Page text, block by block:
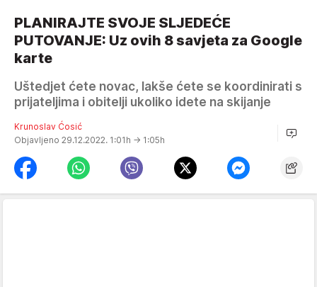
PLANIRAJTE SVOJE SLJEDEĆE
PUTOVANJE: Uz ovih 8 savjeta za Google
karte
Uštedjet ćete novac, lakše ćete se koordinirati s
prijateljima i obitelji ukoliko idete na skijanje
Krunoslav Ćosić
Objavljeno 29.12.2022. 1:01h → 1:05h